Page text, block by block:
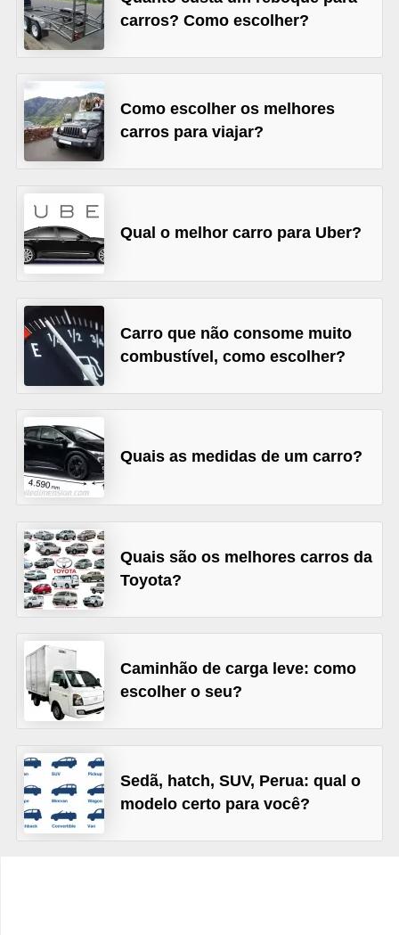
carros? Como escolher?
Como escolher os melhores
carros para viajar?
Qual o melhor carro para Uber?
Carro que não consome muito
combustível, como escolher?
Quais as medidas de um carro?
Quais são os melhores carros da
Toyota?
Caminhão de carga leve: como
escolher o seu?
Sedã, hatch, SUV, Perua: qual o
modelo certo para você?
i
s
A
u
t
o
ó
v
e
s
e
í
c
u
l
o
s
B
c
i
c
l
e
a
s